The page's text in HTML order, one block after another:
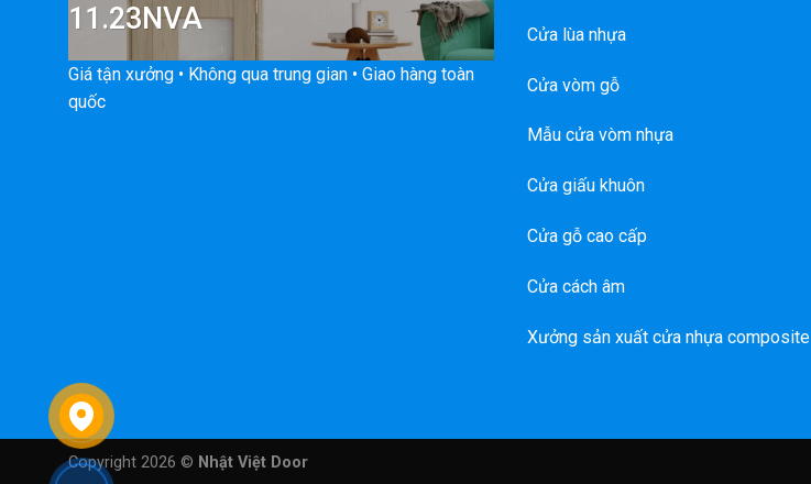
11.23NVA
Giá tận xưởng • Không qua trung gian • Giao hàng toàn
quốc
Cửa lùa nhựa
Cửa vòm gỗ
Mẫu cửa vòm nhựa
Cửa giấu khuôn
Cửa gỗ cao cấp
Cửa cách âm
Xưởng sản xuất cửa nhựa composite
Copyright 2026 © Nhật Việt Door